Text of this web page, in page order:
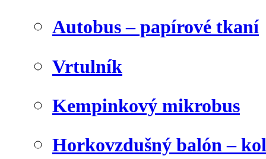
Autobus – papírové tkaní
Vrtulník
Kempinkový mikrobus
Horkovzdušný balón –